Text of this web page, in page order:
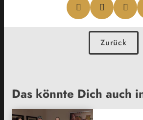
Zurück
Das könnte Dich auch